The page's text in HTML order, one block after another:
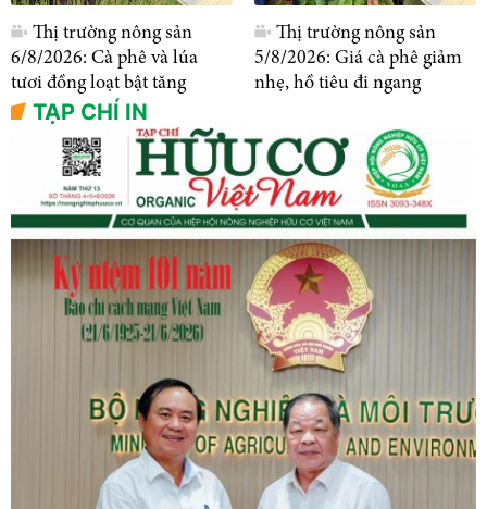
Thị trường nông sản
6/8/2026: Cà phê và lúa
tươi đồng loạt bật tăng
Thị trường nông sản
5/8/2026: Giá cà phê giảm
nhẹ, hồ tiêu đi ngang
TẠP CHÍ IN